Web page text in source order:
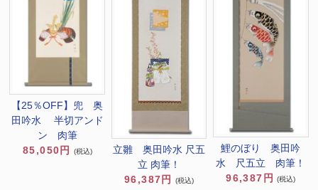
【25％OFF】兜 奥
田吟水 半切アンド
ン 肉筆
85,050円
(税込)
立雛 奥田吟水 尺五
立 肉筆！
96,387円
(税込)
鯉のぼり 奥田吟
水 尺五立 肉筆！
96,387円
(税込)